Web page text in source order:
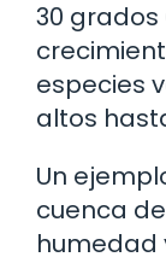
30 grados
especies
altos
Un
cuenca
humedad